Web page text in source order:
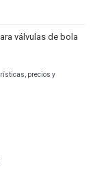
válvulas de bola
precios y